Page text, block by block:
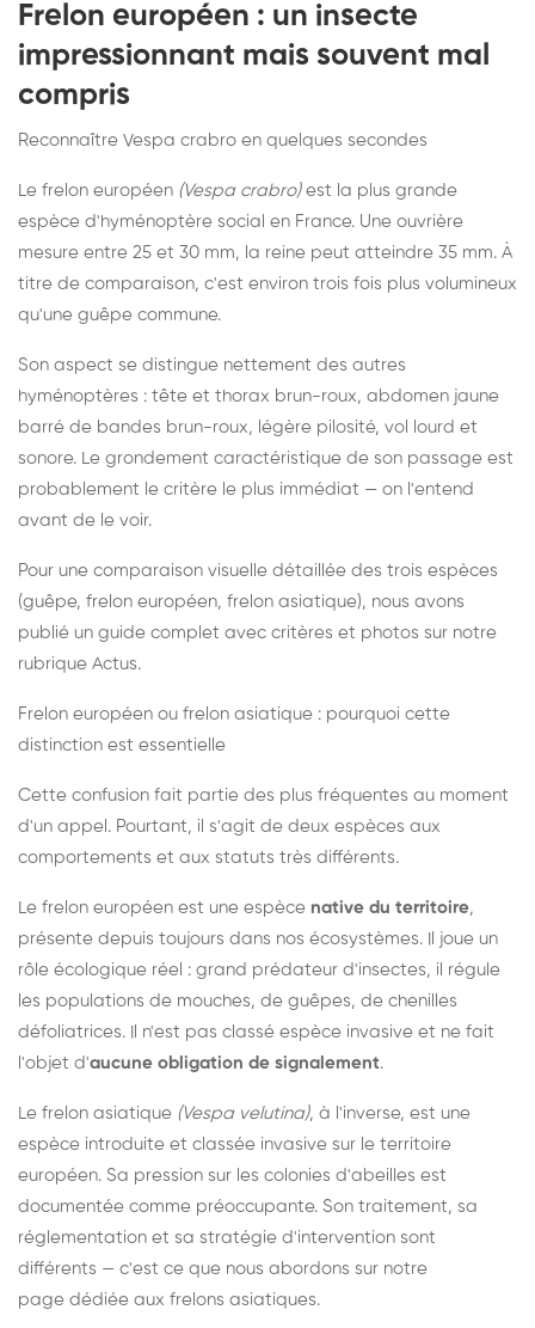
Frelon européen : un insecte
impressionnant mais souvent mal
compris
Reconnaître Vespa crabro en quelques secondes
Le frelon européen (Vespa crabro)est la plus grande
espèce d'hyménoptère social en France. Une ouvrière
mesure entre 25 et 30 mm, la reine peut atteindre 35 mm. À
titre de comparaison, c'est environ trois fois plus volumineux
qu'une guêpe commune.
Son aspect se distingue nettement des autres
hyménoptères : tête et thorax brun-roux, abdomen jaune
barré de bandes brun-roux, légère pilosité, vol lourd et
sonore. Le grondement caractéristique de son passage est
probablement le critère le plus immédiat — on l'entend
avant de le voir.
Pour une comparaison visuelle détaillée des trois espèces
(guêpe, frelon européen, frelon asiatique), nous avons
publié un guide complet avec critères et photos sur notre
rubrique Actus.
Frelon européen ou frelon asiatique : pourquoi cette
distinction est essentielle
Cette confusion fait partie des plus fréquentes au moment
d'un appel. Pourtant, il s'agit de deux espèces aux
comportements et aux statuts très différents.
Le frelon européen est une espèce native du territoire,
présente depuis toujours dans nos écosystèmes. Il joue un
rôle écologique réel : grand prédateur d'insectes, il régule
les populations de mouches, de guêpes, de chenilles
défoliatrices. Il n'est pas classé espèce invasive et ne fait
l'objet d'aucune obligation de signalement.
Le frelon asiatique (Vespa velutina), à l'inverse, est une
espèce introduite et classée invasive sur le territoire
européen. Sa pression sur les colonies d'abeilles est
documentée comme préoccupante. Son traitement, sa
réglementation et sa stratégie d'intervention sont
différents — c'est ce que nous abordons sur notre
page dédiée aux frelons asiatiques.